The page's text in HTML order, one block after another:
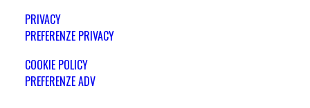
PRIVACY
PREFERENZE PRIVACY
COOKIE POLICY
PREFERENZE ADV